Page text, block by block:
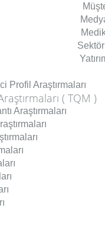
Müşteri
Medya
Medikal
Sektör
Yatırım
Profil Araştırmaları
( TQM )
Araştırmaları